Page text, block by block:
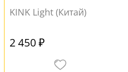
KINK Light (Китай)
2 450 ₽